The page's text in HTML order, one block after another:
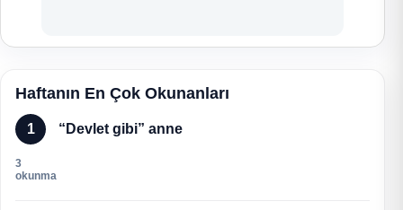
Haftanın En Çok Okunanları
1 “Devlet gibi” anne
3
okunma